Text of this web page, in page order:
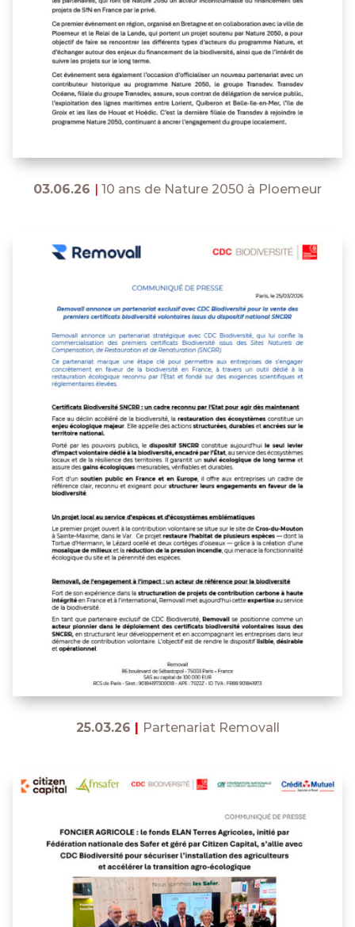
03.06.26 10 ans de Nature 2050 à Ploemeur
25.03.26 | Partenariat Removall